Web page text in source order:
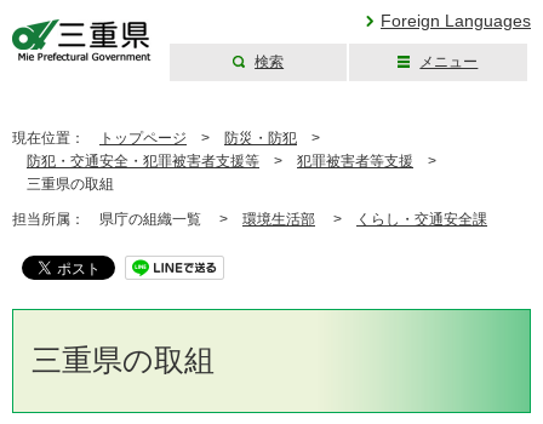
Foreign Languages
検索 メニュー
現在位置： トップページ > 防災・防犯 >
防犯・交通安全・犯罪被害者支援等 > 犯罪被害者等支援 >
三重県の取組
担当所属： 県庁の組織一覧 > 環境生活部 > くらし・交通安全課
三重県の取組